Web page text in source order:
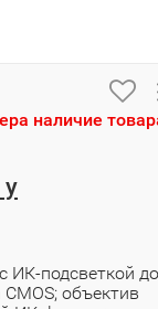
наличие
ИК-подсветкой до
объектив